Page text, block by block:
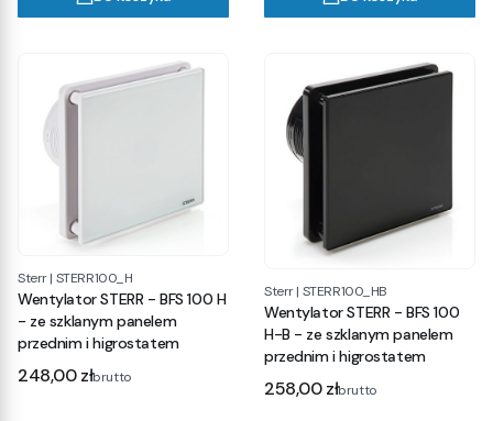
Sterr| STERR100_H
Wentylator STERR - BFS 100 H
- ze szklanym panelem
przednim i higrostatem
Cena
248,00 złbrutto
Sterr| STERR100_HB
Wentylator STERR - BFS 100
H-B - ze szklanym panelem
przednim i higrostatem
Cena
258,00 złbrutto